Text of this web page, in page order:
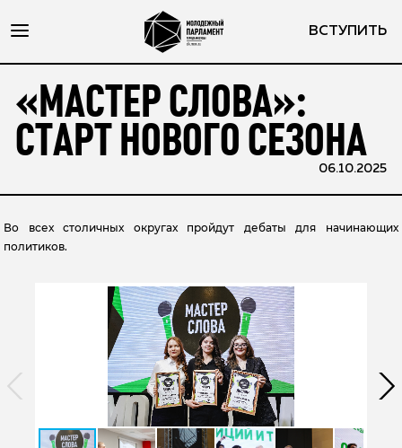
ВСТУПИТЬ
«МАСТЕР СЛОВА»:
СТАРТ НОВОГО СЕЗОНА
06.10.2025
Во всех столичных округах пройдут дебаты для начинающих
политиков.